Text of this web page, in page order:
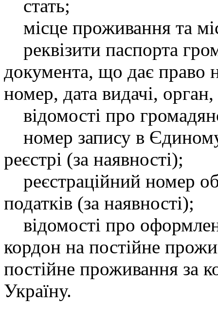
стать;
місце проживання та
реквізити паспорта
документа, що дає право
номер, дата видачі,
відомості про
номер запису в
реєстрі (за наявності);
реєстраційний номер
податків (за наявності);
відомості про
кордон на постійне
постійне проживання за
Україну.